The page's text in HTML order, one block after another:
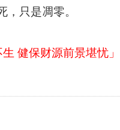
只是凋零。
健保财源前景堪忧